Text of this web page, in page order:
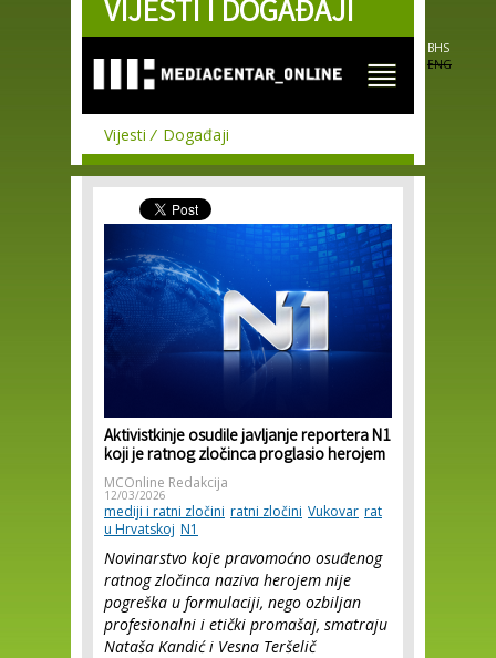
Skip to
main
VIJESTI I DOGAĐAJI
BHS
ENG
Vijesti Događaji
Aktivistkinje osudile javljanje reportera N1
koji je ratnog zločinca proglasio herojem
MCOnline Redakcija
12/03/2026
mediji i ratni zločini ratni zločini Vukovar rat
u Hrvatskoj N1
Novinarstvo koje pravomoćno osuđenog
ratnog zločinca naziva herojem nije
pogreška u formulaciji, nego ozbiljan
profesionalni i etički promašaj, smatraju
Nataša Kandić i Vesna Teršelič